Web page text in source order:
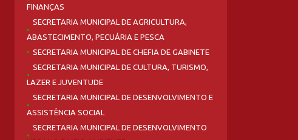
FINANÇAS
SECRETARIA MUNICIPAL DE AGRICULTURA,
ABASTECIMENTO, PECUÁRIA E PESCA
SECRETARIA MUNICIPAL DE CHEFIA DE GABINETE
SECRETARIA MUNICIPAL DE CULTURA, TURISMO,
LAZER E JUVENTUDE
SECRETARIA MUNICIPAL DE DESENVOLVIMENTO E
ASSISTÊNCIA SOCIAL
SECRETARIA MUNICIPAL DE DESENVOLVIMENTO